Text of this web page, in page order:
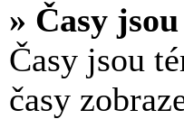
» Časy
Časy jsou
časy